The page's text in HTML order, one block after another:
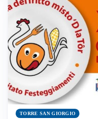
TORRE SAN GIORGIO